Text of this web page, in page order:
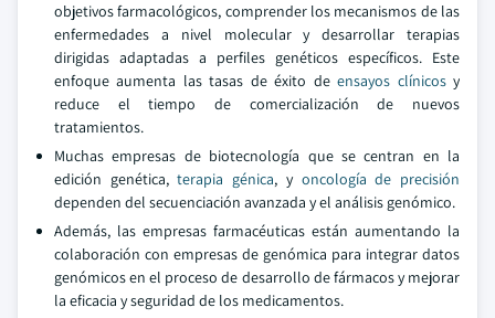
objetivos farmacológicos, comprender los mecanismos de las
enfermedades a nivel molecular y desarrollar terapias
dirigidas adaptadas a perfiles genéticos específicos. Este
enfoque aumenta las tasas de éxito deensayos clínicosy
reduce el tiempo de comercialización de nuevos
tratamientos.
Muchas empresas de biotecnología que se centran en la
edición genética,terapia génica, y oncología de precisión
dependen del secuenciación avanzada y el análisis genómico.
Además, las empresas farmacéuticas están aumentando la
colaboración con empresas de genómica para integrar datos
genómicos en el proceso de desarrollo de fármacos y mejorar
la eficacia y seguridad de los medicamentos.